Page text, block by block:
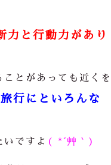
力と行動力があり
とがあっても近くを
行にといろんな
ですよ ( *´艸｀)